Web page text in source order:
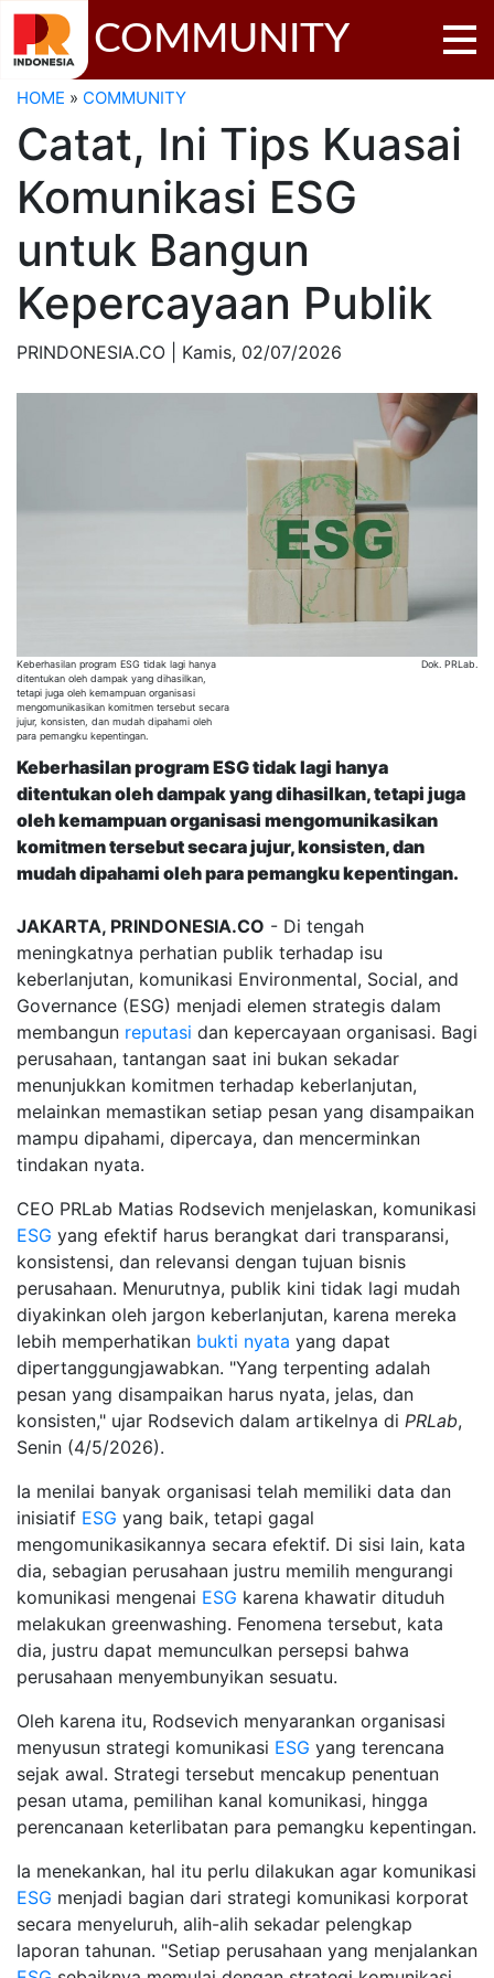
COMMUNITY
HOME » COMMUNITY
Catat, Ini Tips Kuasai
Komunikasi ESG
untuk Bangun
Kepercayaan Publik
PRINDONESIA.CO | Kamis, 02/07/2026
Keberhasilan program ESG tidak lagi hanya
ditentukan oleh dampak yang dihasilkan,
tetapi juga oleh kemampuan organisasi
mengomunikasikan komitmen tersebut secara
jujur, konsisten, dan mudah dipahami oleh
para pemangku kepentingan.
Dok. PRLab.
Keberhasilan program ESG tidak lagi hanya
ditentukan oleh dampak yang dihasilkan, tetapi juga
oleh kemampuan organisasi mengomunikasikan
komitmen tersebut secara jujur, konsisten, dan
mudah dipahami oleh para pemangku kepentingan.
JAKARTA, PRINDONESIA.CO - Di tengah
meningkatnya perhatian publik terhadap isu
keberlanjutan, komunikasi Environmental, Social, and
Governance (ESG) menjadi elemen strategis dalam
membangun reputasi dan kepercayaan organisasi. Bagi
perusahaan, tantangan saat ini bukan sekadar
menunjukkan komitmen terhadap keberlanjutan,
melainkan memastikan setiap pesan yang disampaikan
mampu dipahami, dipercaya, dan mencerminkan
tindakan nyata.
CEO PRLab Matias Rodsevich menjelaskan, komunikasi
ESG yang efektif harus berangkat dari transparansi,
konsistensi, dan relevansi dengan tujuan bisnis
perusahaan. Menurutnya, publik kini tidak lagi mudah
diyakinkan oleh jargon keberlanjutan, karena mereka
lebih memperhatikan bukti nyata yang dapat
dipertanggungjawabkan. "Yang terpenting adalah
pesan yang disampaikan harus nyata, jelas, dan
konsisten," ujar Rodsevich dalam artikelnya di PRLab,
Senin (4/5/2026).
Ia menilai banyak organisasi telah memiliki data dan
inisiatif ESG yang baik, tetapi gagal
mengomunikasikannya secara efektif. Di sisi lain, kata
dia, sebagian perusahaan justru memilih mengurangi
komunikasi mengenai ESG karena khawatir dituduh
melakukan greenwashing. Fenomena tersebut, kata
dia, justru dapat memunculkan persepsi bahwa
perusahaan menyembunyikan sesuatu.
Oleh karena itu, Rodsevich menyarankan organisasi
menyusun strategi komunikasi ESG yang terencana
sejak awal. Strategi tersebut mencakup penentuan
pesan utama, pemilihan kanal komunikasi, hingga
perencanaan keterlibatan para pemangku kepentingan.
Ia menekankan, hal itu perlu dilakukan agar komunikasi
ESG menjadi bagian dari strategi komunikasi korporat
secara menyeluruh, alih-alih sekadar pelengkap
laporan tahunan. "Setiap perusahaan yang menjalankan